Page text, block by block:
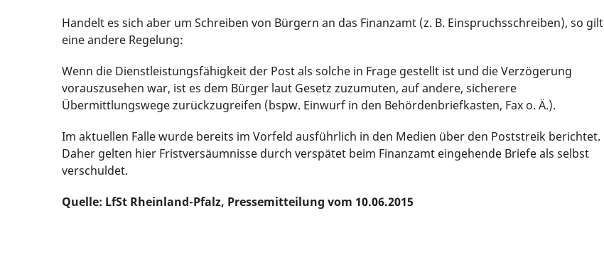
Handelt es sich aber um Schreiben von Bürgern an das Finanzamt (z. B. Einspruchsschreiben), so gilt
eine andere Regelung:
Wenn die Dienstleistungsfähigkeit der Post als solche in Frage gestellt ist und die Verzögerung
vorauszusehen war, ist es dem Bürger laut Gesetz zuzumuten, auf andere, sicherere
Übermittlungswege zurückzugreifen (bspw. Einwurf in den Behördenbriefkasten, Fax o. Ä.).
Im aktuellen Falle wurde bereits im Vorfeld ausführlich in den Medien über den Poststreik berichtet.
Daher gelten hier Fristversäumnisse durch verspätet beim Finanzamt eingehende Briefe als selbst
verschuldet.
Quelle: LfSt Rheinland-Pfalz, Pressemitteilung vom 10.06.2015